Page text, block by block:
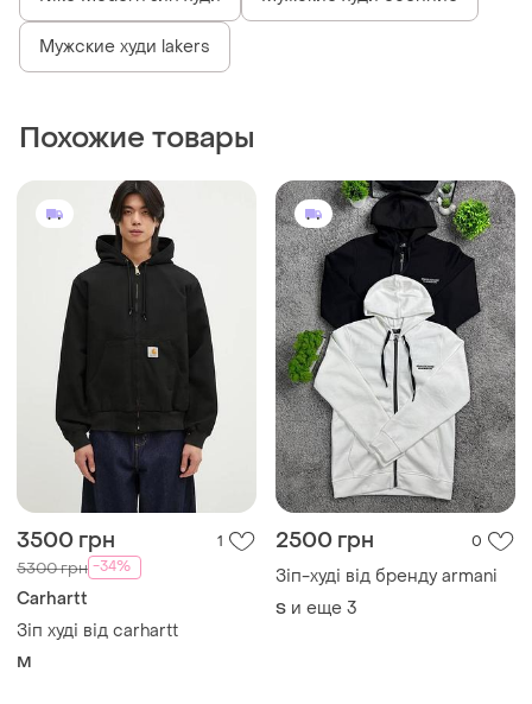
Мужские худи lakers
Похожие товары
3500 грн 1
5300 грн -34%
Carhartt
Зіп худі від carhartt
M
2500 грн 0
Зіп-худі від бренду armani
S и еще 3